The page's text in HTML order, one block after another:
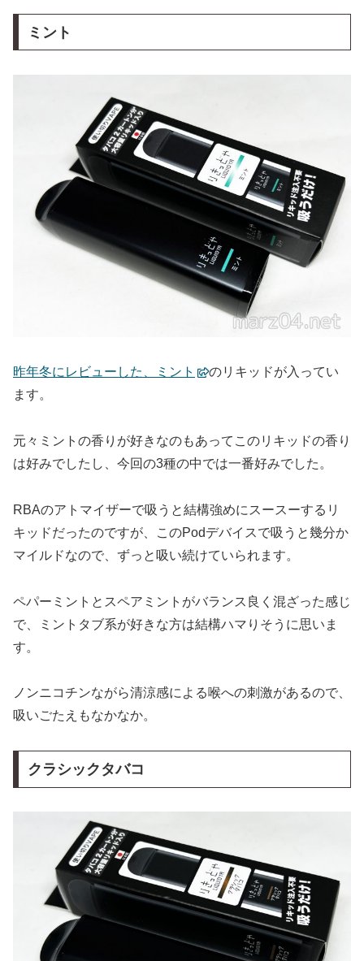
ミント
昨年冬にレビューした、ミント
のリキッドが入ってい
ます。
元々ミントの香りが好きなのもあってこのリキッドの香り
は好みでしたし、今回の3種の中では一番好みでした。
RBAのアトマイザーで吸うと結構強めにスースーするリ
キッドだったのですが、このPodデバイスで吸うと幾分か
マイルドなので、ずっと吸い続けていられます。
ペパーミントとスペアミントがバランス良く混ざった感じ
で、ミントタブ系が好きな方は結構ハマりそうに思いま
す。
ノンニコチンながら清涼感による喉への刺激があるので、
吸いごたえもなかなか。
クラシックタバコ